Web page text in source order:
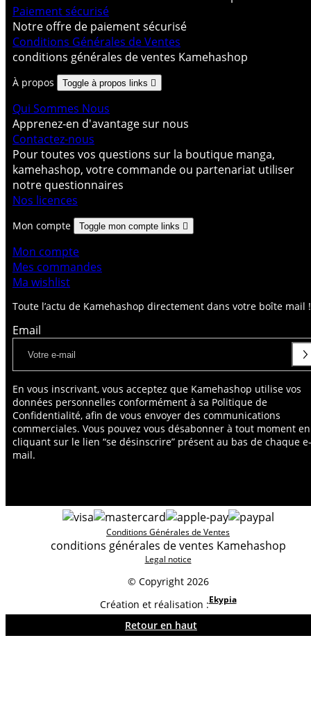
Toute l’actu de Kamehashop directement dans votre boîte mail !
Email
En vous inscrivant, vous acceptez que Kamehashop utilise vos
données personnelles conformément à sa Politique de
Confidentialité, afin de vous envoyer des communications
commerciales. Vous pouvez vous désabonner à tout moment en
cliquant sur le lien “se désinscrire” présent au bas de chaque e-
mail.
Paiement sécurisé
Notre offre de paiement sécurisé
Conditions Générales de Ventes
conditions générales de ventes Kamehashop
À propos Toggle à propos links 
Qui Sommes Nous
Apprenez-en d'avantage sur nous
Contactez-nous
Pour toutes vos questions sur la boutique manga,
kamehashop, votre commande ou partenariat utiliser
notre questionnaires
Nos licences
Mon compte Toggle mon compte links 
Mon compte
Mes commandes
Ma wishlist
© Copyright 2026
Conditions Générales de Ventes
conditions générales de ventes Kamehashop
Legal notice
Création et réalisation :Ekypia
Retour en haut